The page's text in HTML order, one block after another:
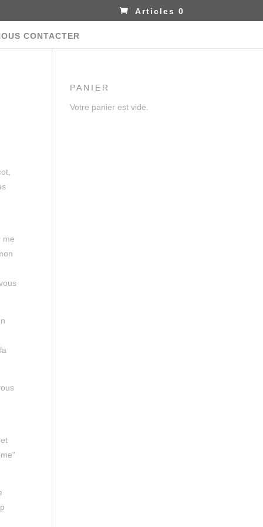
Articles 0
CONTACTER
me
PANIER
Votre panier est vide.